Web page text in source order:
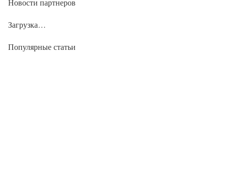
Новости партнеров
Загрузка…
Популярные статьи